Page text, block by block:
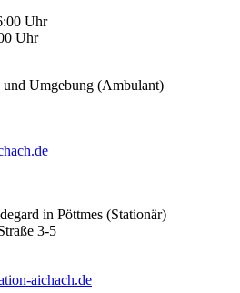
Uhr
Uhr
und Umgebung (Ambulant)
in Pöttmes (Stationär)
3-5
aichach.de